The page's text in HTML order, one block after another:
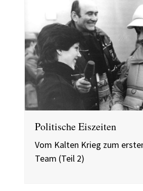
Politische Eiszeiten
Vom Kalten Krieg zum
Team (Teil 2)